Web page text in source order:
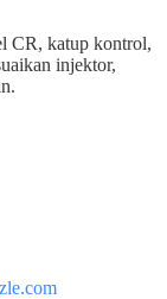
CR, katup kontrol,
injektor,